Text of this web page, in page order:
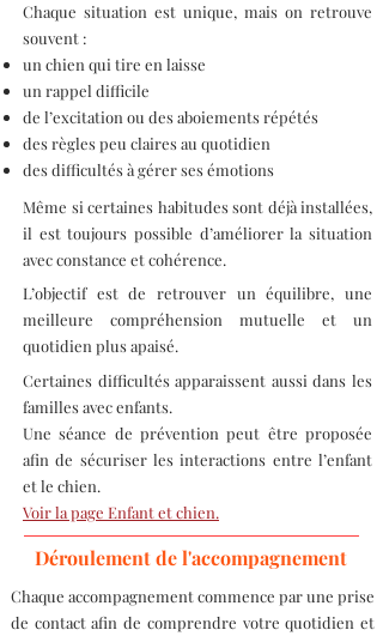
Chaque situation est unique, mais on retrouve
souvent :
un chien qui tire en laisse
un rappel difficile
de l’excitation ou des aboiements répétés
des règles peu claires au quotidien
des difficultés à gérer ses émotions
Même si certaines habitudes sont déjà installées,
il est toujours possible d’améliorer la situation
avec constance et cohérence.
L’objectif est de retrouver un équilibre, une
meilleure compréhension mutuelle et un
quotidien plus apaisé.
Certaines difficultés apparaissent aussi dans les
familles avec enfants.
Une séance de prévention peut être proposée
afin de sécuriser les interactions entre l’enfant
et le chien.
Voir la page Enfant et chien.
Déroulement de l'accompagnement
Chaque accompagnement commence par une prise
de contact afin de comprendre votre quotidien et